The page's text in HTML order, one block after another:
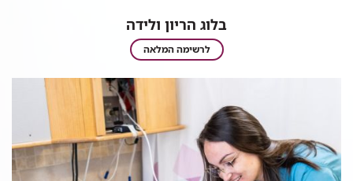
בלוג הריון ולידה
בלוג
הריון
ולידה
לרשימה המלאה